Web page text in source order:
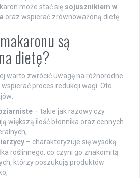
może stać się sojusznikiem w
oraz wspierać zrównoważoną dietę.
są
dietę?
warto zwrócić uwagę na różnorodne
proces redukcji wagi. Oto
– takie jak razowy czy
większą ilość błonnika oraz cennych
– charakteryzuje się wysoką
roślinnego, co czyni go znakomitą
którzy poszukują produktów